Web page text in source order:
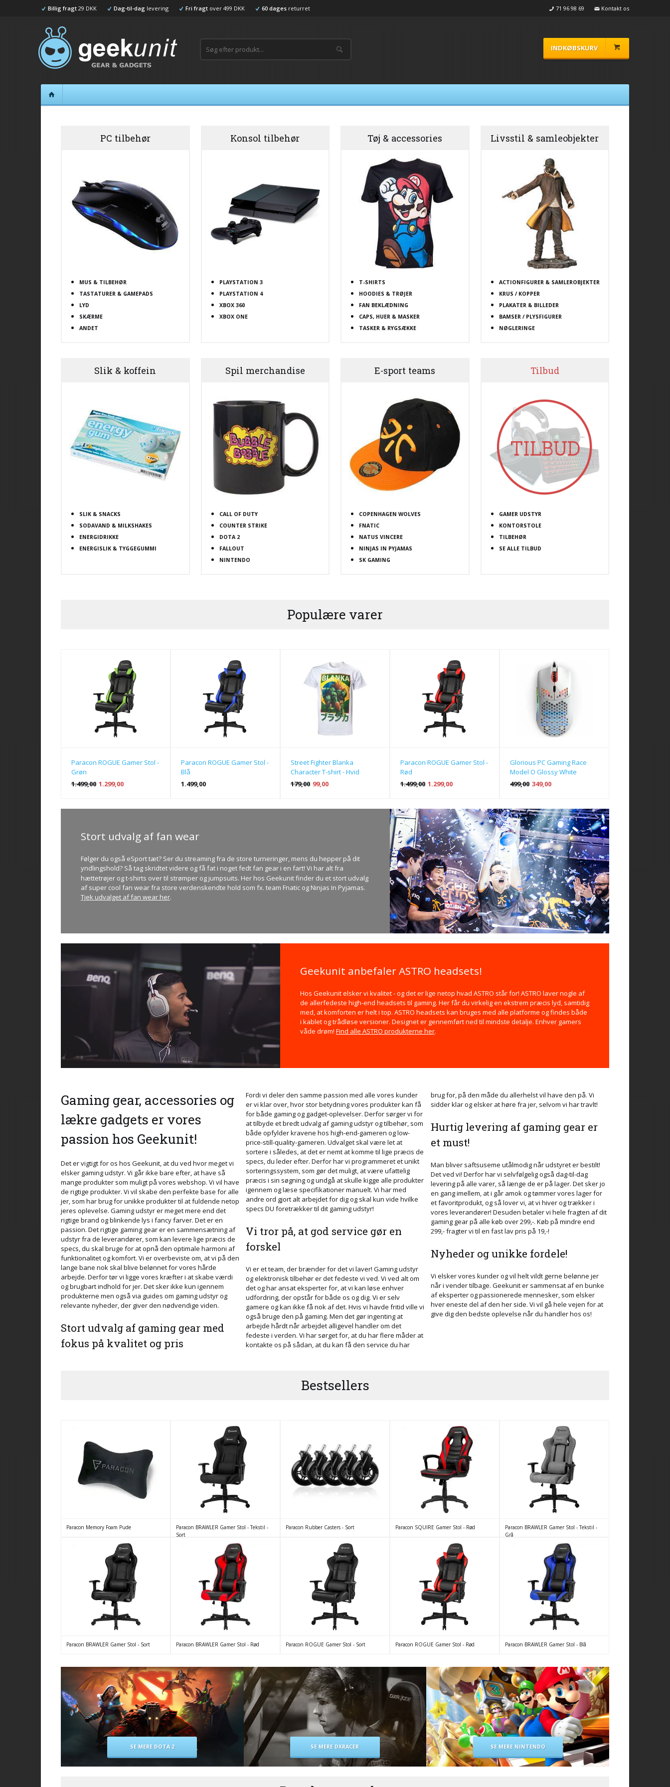
Billig fragt 29 DKK Dag-til-dag levering Fri fragt over 499 DKK 60 dages returret 71 96 98 69 Kontakt os
INDKØBSKURV
PC tilbehør
MUS & TILBEHØR
TASTATURER & GAMEPADS
LYD
SKÆRME
ANDET
Konsol tilbehør
PLAYSTATION 3
PLAYSTATION 4
XBOX 360
XBOX ONE
Tøj & accessories
T-SHIRTS
HOODIES & TRØJER
FAN BEKLÆDNING
CAPS, HUER & MASKER
TASKER & RYGSÆKKE
Livsstil & samleobjekter
ACTIONFIGURER & SAMLEROBJEKTER
KRUS / KOPPER
PLAKATER & BILLEDER
BAMSER / PLYSFIGURER
NØGLERINGE
Slik & koffein
SLIK & SNACKS
SODAVAND & MILKSHAKES
ENERGIDRIKKE
ENERGISLIK & TYGGEGUMMI
Spil merchandise
CALL OF DUTY
COUNTER STRIKE
DOTA 2
FALLOUT
NINTENDO
E-sport teams
COPENHAGEN WOLVES
FNATIC
NATUS VINCERE
NINJAS IN PYJAMAS
SK GAMING
Tilbud
GAMER UDSTYR
KONTORSTOLE
TILBEHØR
SE ALLE TILBUD
Populære varer
Paracon ROGUE Gamer Stol -
Grøn
1.499,00 1.299,00
Paracon ROGUE Gamer Stol -
Blå
1.499,00
Street Fighter Blanka
Character T-shirt - Hvid
179,00 99,00
Paracon ROGUE Gamer Stol -
Rød
1.499,00 1.299,00
Glorious PC Gaming Race
Model O Glossy White
499,00 349,00
Stort udvalg af fan wear
Følger du også eSport tæt? Ser du streaming fra de store turneringer, mens du hepper på dit
yndlingshold? Så tag skridtet videre og få fat i noget fedt fan gear i en fart! Vi har alt fra
hættetrøjer og t-shirts over til strømper og jumpsuits. Her hos Geekunit finder du et stort udvalg
af super cool fan wear fra store verdenskendte hold som fx. team Fnatic og Ninjas In Pyjamas.
Tjek udvalget af fan wear her.
Geekunit anbefaler ASTRO headsets!
Hos Geekunit elsker vi kvalitet - og det er lige netop hvad ASTRO står for! ASTRO laver nogle af
de allerfedeste high-end headsets til gaming. Her får du virkelig en ekstrem præcis lyd, samtidig
med, at komforten er helt i top. ASTRO headsets kan bruges med alle platforme og findes både
i kablet og trådløse versioner. Designet er gennemført ned til mindste detalje. Enhver gamers
våde drøm! Find alle ASTRO produkterne her.
Gaming gear, accessories og
lækre gadgets er vores
passion hos Geekunit!
Det er vigtigt for os hos Geekunit, at du ved hvor meget vi
elsker gaming udstyr. Vi går ikke bare efter, at have så
mange produkter som muligt på vores webshop. Vi vil have
de rigtige produkter. Vi vil skabe den perfekte base for alle
jer, som har brug for unikke produkter til at fuldende netop
jeres oplevelse. Gaming udstyr er meget mere end det
rigtige brand og blinkende lys i fancy farver. Det er en
passion. Det rigtige gaming gear er en sammensætning af
udstyr fra de leverandører, som kan levere lige præcis de
specs, du skal bruge for at opnå den optimale harmoni af
funktionalitet og komfort. Vi er overbeviste om, at vi på den
lange bane nok skal blive belønnet for vores hårde
arbejde. Derfor tør vi ligge vores kræfter i at skabe værdi
og brugbart indhold for jer. Det sker ikke kun igennem
produkterne men også via guides om gaming udstyr og
relevante nyheder, der giver den nødvendige viden.
Stort udvalg af gaming gear med
fokus på kvalitet og pris
Fordi vi deler den samme passion med alle vores kunder
er vi klar over, hvor stor betydning vores produkter kan få
for både gaming og gadget-oplevelser. Derfor sørger vi for
at tilbyde et bredt udvalg af gaming udstyr og tilbehør, som
både opfylder kravene hos high-end-gameren og low-
price-still-quality-gameren. Udvalget skal være let at
sortere i således, at det er nemt at komme til lige præcis de
specs, du leder efter. Derfor har vi programmeret et unikt
sorteringssystem, som gør det muligt, at være ufattelig
præcis i sin søgning og undgå at skulle kigge alle produkter
igennem og læse specifikationer manuelt. Vi har med
andre ord gjort alt arbejdet for dig og skal kun vide hvilke
specs DU foretrækker til dit gaming udstyr!
Vi tror på, at god service gør en
forskel
Vi er et team, der brænder for det vi laver! Gaming udstyr
og elektronisk tilbehør er det fedeste vi ved. Vi ved alt om
det og har ansat eksperter for, at vi kan løse enhver
udfordring, der opstår for både os og dig. Vi er selv
gamere og kan ikke få nok af det. Hvis vi havde fritid ville vi
også bruge den på gaming. Men det gør ingenting at
arbejde hårdt når arbejdet alligevel handler om det
fedeste i verden. Vi har sørget for, at du har flere måder at
kontakte os på sådan, at du kan få den service du har
brug for, på den måde du allerhelst vil have den på. Vi
sidder klar og elsker at høre fra jer, selvom vi har travlt!
Hurtig levering af gaming gear er
et must!
Man bliver saftsuseme utålmodig når udstyret er bestilt!
Det ved vi! Derfor har vi selvfølgelig også dag-til-dag
levering på alle varer, så længe de er på lager. Det sker jo
en gang imellem, at i går amok og tømmer vores lager for
et favoritprodukt, og så lover vi, at vi hiver og trækker i
vores leverandører! Desuden betaler vi hele fragten af dit
gaming gear på alle køb over 299,-. Køb på mindre end
299,- fragter vi til en fast lav pris på 19,-!
Nyheder og unikke fordele!
Vi elsker vores kunder og vil helt vildt gerne belønne jer
når i vender tilbage. Geekunit er sammensat af en bunke
af eksperter og passionerede mennesker, som elsker
hver eneste del af den her side. Vi vil gå hele vejen for at
give dig den bedste oplevelse når du handler hos os!
Bestsellers
Paracon Memory Foam Pude
Paracon BRAWLER Gamer Stol - Tekstil -
Sort
Paracon Rubber Casters - Sort Paracon SQUIRE Gamer Stol - Rød
Paracon BRAWLER Gamer Stol - Tekstil -
Grå
Paracon BRAWLER Gamer Stol - Sort Paracon BRAWLER Gamer Stol - Rød Paracon ROGUE Gamer Stol - Sort Paracon ROGUE Gamer Stol - Rød Paracon BRAWLER Gamer Stol - Blå
SE MERE DOTA 2 SE MERE DXRACER SE MERE NINTENDO